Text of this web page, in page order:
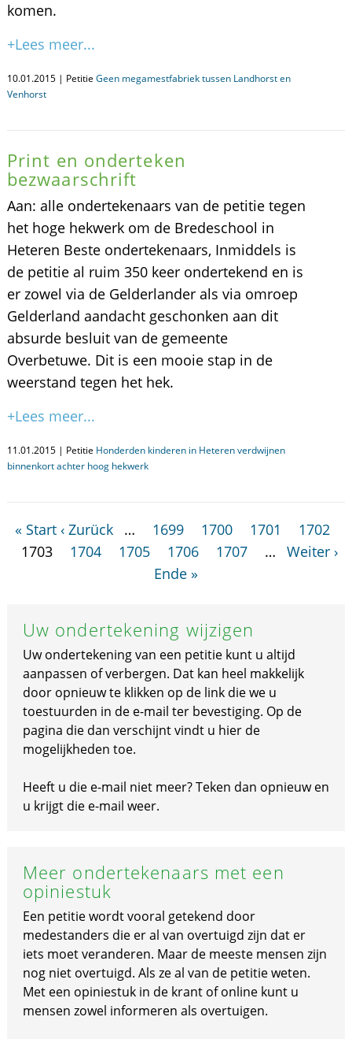
komen.
+Lees meer...
10.01.2015 | Petitie Geen megamestfabriek tussen Landhorst en
Venhorst
Print en onderteken
bezwaarschrift
Aan: alle ondertekenaars van de petitie tegen
het hoge hekwerk om de Bredeschool in
Heteren Beste ondertekenaars, Inmiddels is
de petitie al ruim 350 keer ondertekend en is
er zowel via de Gelderlander als via omroep
Gelderland aandacht geschonken aan dit
absurde besluit van de gemeente
Overbetuwe. Dit is een mooie stap in de
weerstand tegen het hek.
+Lees meer...
11.01.2015 | Petitie Honderden kinderen in Heteren verdwijnen
binnenkort achter hoog hekwerk
« Start ‹ Zurück … 1699 1700 1701
1702
1703
1704 1705 1706 1707 …
Weiter ›
Ende »
Uw ondertekening wijzigen
Uw ondertekening van een petitie kunt u altijd
aanpassen of verbergen. Dat kan heel makkelijk
door opnieuw te klikken op de link die we u
toestuurden in de e-mail ter bevestiging. Op de
pagina die dan verschijnt vindt u hier de
mogelijkheden toe.
Heeft u die e-mail niet meer? Teken dan opnieuw en
u krijgt die e-mail weer.
Meer ondertekenaars met een
opiniestuk
Een petitie wordt vooral getekend door
medestanders die er al van overtuigd zijn dat er
iets moet veranderen. Maar de meeste mensen zijn
nog niet overtuigd. Als ze al van de petitie weten.
Met een opiniestuk in de krant of online kunt u
mensen zowel informeren als overtuigen.